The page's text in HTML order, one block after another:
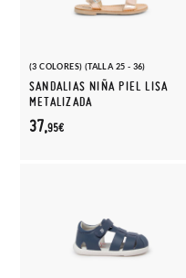
(3 COLORES) (TALLA 25 - 36)
SANDALIAS NIÑA PIEL LISA
METALIZADA
37,95€